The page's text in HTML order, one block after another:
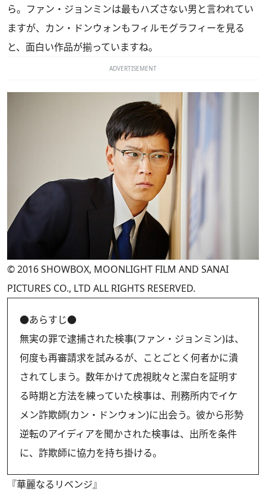
ら。ファン・ジョンミンは最もハズさない男と言われてい
ますが、カン・ドンウォンもフィルモグラフィーを見る
と、面白い作品が揃っていますね。
ADVERTISEMENT
© 2016 SHOWBOX, MOONLIGHT FILM AND SANAI
PICTURES CO., LTD ALL RIGHTS RESERVED.
●あらすじ●
無実の罪で逮捕された検事(ファン・ジョンミン)は、
何度も再審請求を試みるが、ことごとく何者かに潰
されてしまう。数年かけて虎視眈々と潔白を証明す
る時期と方法を練っていた検事は、刑務所内でイケ
メン詐欺師(カン・ドンウォン)に出会う。彼から形勢
逆転のアイディアを聞かされた検事は、出所を条件
に、詐欺師に協力を持ち掛ける。
『華麗なるリベンジ』